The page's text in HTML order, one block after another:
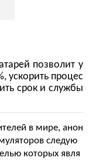
позволит у
ускорить процес
срок и службы
в мире, анон
следую
которых явля